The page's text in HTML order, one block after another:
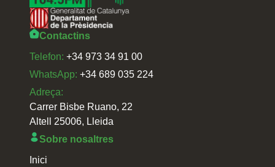
Contactins
Telefon: +34 973 34 91 00
WhatsApp: +34 689 035 224
Adreça:
Carrer Bisbe Ruano, 22
Altell 25006, Lleida
Sobre nosaltres
Inici